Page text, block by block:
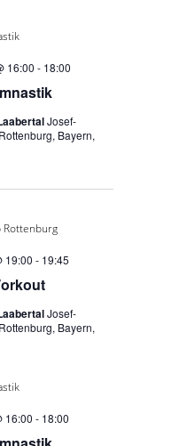
s
a
l
u
n
g
n
S
h
g
16:00 - 18:00
Josef-
Bayern,
19:00 - 19:45
Josef-
Bayern,
16:00 - 18:00